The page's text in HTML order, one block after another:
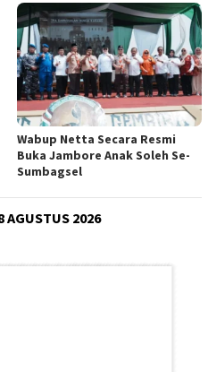
Wabup Netta Secara Resmi
Buka Jambore Anak Soleh Se-
Sumbagsel
AGUSTUS 2026